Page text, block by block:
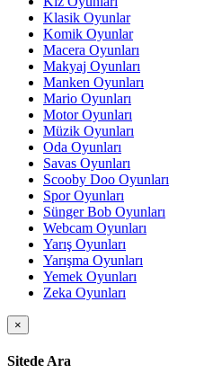
Klasik Oyunlar
Komik Oyunlar
Macera Oyunları
Makyaj Oyunları
Manken Oyunları
Mario Oyunları
Motor Oyunları
Müzik Oyunları
Oda Oyunları
Savas Oyunları
Scooby Doo Oyunları
Spor Oyunları
Sünger Bob Oyunları
Webcam Oyunları
Yarış Oyunları
Yarışma Oyunları
Yemek Oyunları
Zeka Oyunları
×
Sitede Ara